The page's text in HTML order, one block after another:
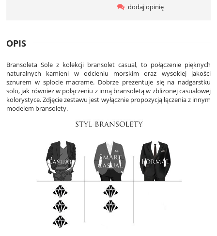
dodaj opinię
OPIS
Bransoleta Sole z kolekcji bransolet casual, to połączenie pięknych
naturalnych kamieni w odcieniu morskim oraz wysokiej jakości
sznurem w splocie macrame. Dobrze prezentuje się na nadgarstku
solo, jak również w połączeniu z inną bransoletą w zbliżonej casualowej
kolorystyce. Zdjęcie zestawu jest wyłącznie propozycją łączenia z innym
modelem bransolety.